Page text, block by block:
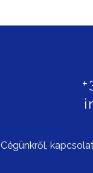
Cégünkről,